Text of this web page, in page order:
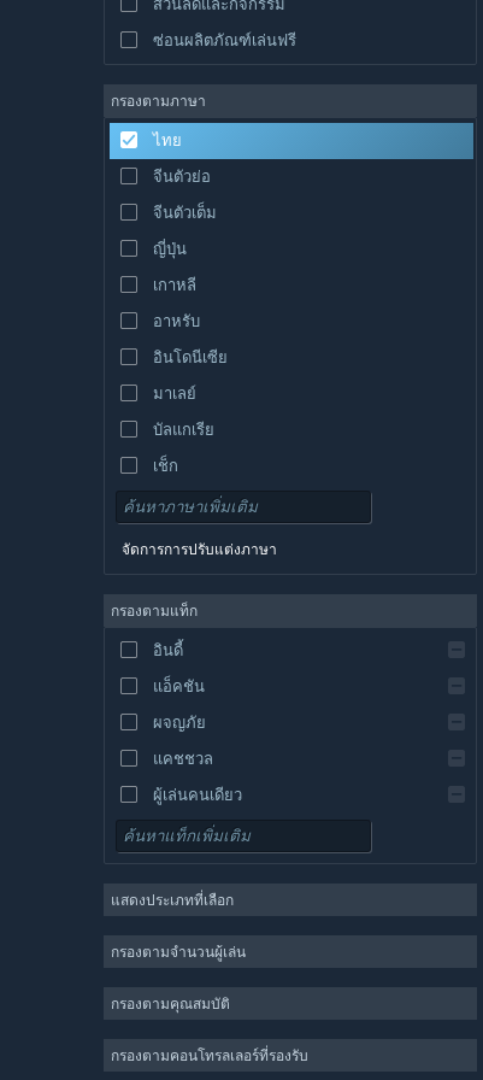
ซ่อนผลิตภัณฑ์เล่นฟรี
กรองตามภาษา
ไทย
จีนตัวย่อ
จีนตัวเต็ม
ญี่ปุ่น
เกาหลี
อาหรับ
อินโดนีเซีย
มาเลย์
บัลแกเรีย
เช็ก
เดนมาร์ก
สเปน
สเปน-ลาตินอเมริกา
กรีก
จัดการการปรับแต่งภาษา
กรองตามแท็ก
อินดี้
แอ็คชัน
ผจญภัย
แคชชวล
ผู้เล่นคนเดียว
จำลองสถานการณ์
กลยุทธ์
3 มิติ
แสดงประเภทที่เลือก
กรองตามจำนวนผู้เล่น
กรองตามคุณสมบัติ
กรองตามคอนโทรลเลอร์ที่รองรับ